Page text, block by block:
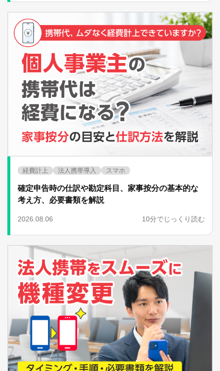
経費計上 法人携帯導入 スマホ
確定申告時の仕訳や勘定科目、家事按分の基本的な
考え方、必要書類を解説
2026.08.06 10分でじっくり読む